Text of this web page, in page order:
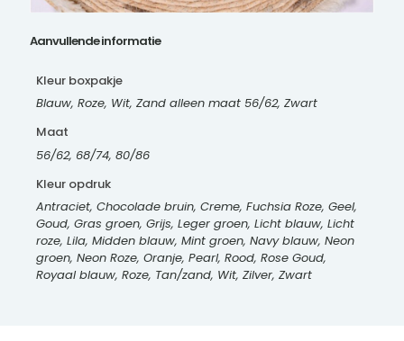
Aanvullende informatie
Kleur boxpakje
Blauw, Roze, Wit, Zand alleen maat 56/62, Zwart
Maat
56/62, 68/74, 80/86
Kleur opdruk
Antraciet, Chocolade bruin, Creme, Fuchsia Roze, Geel,
Goud, Gras groen, Grijs, Leger groen, Licht blauw, Licht
roze, Lila, Midden blauw, Mint groen, Navy blauw, Neon
groen, Neon Roze, Oranje, Pearl, Rood, Rose Goud,
Royaal blauw, Roze, Tan/zand, Wit, Zilver, Zwart